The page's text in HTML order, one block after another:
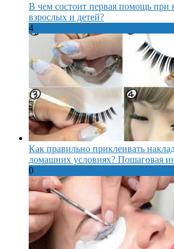
В чем состоит первая помощь при
взрослых и детей?
4
Как правильно приклеивать
домашних условиях? Пошаговая
0